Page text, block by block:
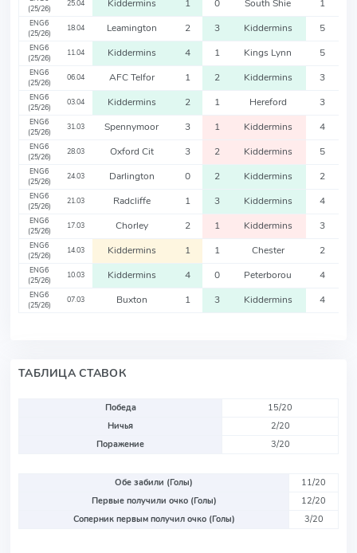
(25/26)
25.04 Kiddermins 1 0 South Shie 1
ENG6
(25/26)
18.04 Leamington 2 3 Kiddermins 5
ENG6
(25/26)
11.04 Kiddermins 4 1 Kings Lynn 5
ENG6
(25/26)
06.04 AFC Telfor 1 2 Kiddermins 3
ENG6
(25/26)
03.04 Kiddermins 2 1 Hereford 3
ENG6
(25/26)
31.03 Spennymoor 3 1 Kiddermins 4
ENG6
(25/26)
28.03 Oxford Cit 3 2 Kiddermins 5
ENG6
(25/26)
24.03 Darlington 0 2 Kiddermins 2
ENG6
(25/26)
21.03 Radcliffe 1 3 Kiddermins 4
ENG6
(25/26)
17.03 Chorley 2 1 Kiddermins 3
ENG6
(25/26)
14.03 Kiddermins 1 1 Chester 2
ENG6
(25/26)
10.03 Kiddermins 4 0 Peterborou 4
ENG6
(25/26)
07.03 Buxton 1 3 Kiddermins 4
ТАБЛИЦА СТАВОК
Победа
15/20
Ничья
2/20
Поражение
3/20
Обе забили (Голы)
11/20
Первые получили очко (Голы)
12/20
Соперник первым получил очко (Голы)
3/20